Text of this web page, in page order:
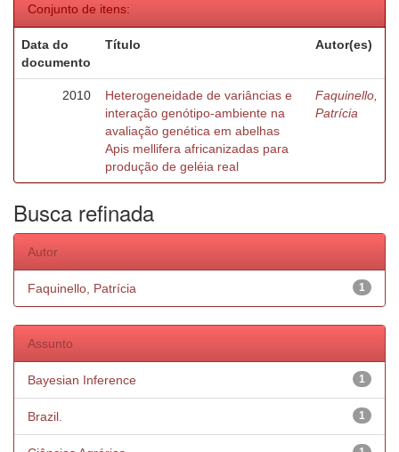
Conjunto de itens:
Data do
documento
Título Autor(es)
2010
Heterogeneidade de variâncias e
interação genótipo-ambiente na
avaliação genética em abelhas
Apis mellifera africanizadas para
produção de geléia real
Faquinello,
Patrícia
Busca refinada
Autor
1
Faquinello, Patrícia
Assunto
1
Bayesian Inference
1
Brazil.